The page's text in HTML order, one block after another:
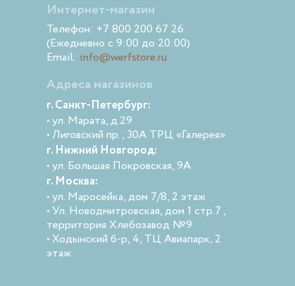
Интернет-магазин
Телефон: +7 800 200 67 26
(Ежедневно с 9:00 до 20:00)
Email: info@werfstore.ru
Адреса магазинов
г. Санкт-Петербург:
• ул. Марата, д.29
• Лиговский пр., 30А ТРЦ «Галерея»
г. Нижний Новгород:
• ул. Большая Покровская, 9А
г. Москва:
• ул. Маросейка, дом 7/8, 2 этаж
• Ул. Новодмитровская, дом 1 стр.7 ,
территория Хлебозавод №9
• Ходынский б-р, 4, ТЦ Авиапарк, 2
этаж